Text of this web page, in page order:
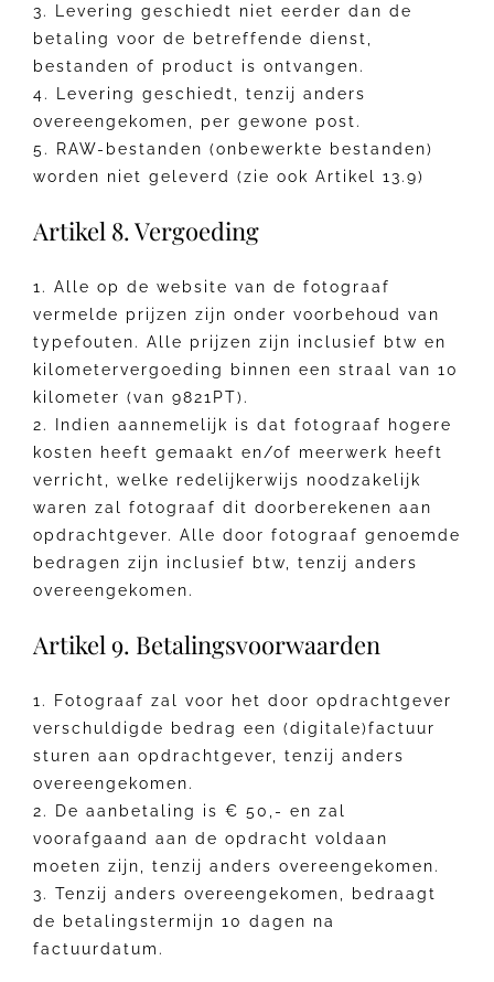
3. Levering geschiedt niet eerder dan de
betaling voor de betreffende dienst,
bestanden of product is ontvangen.
4. Levering geschiedt, tenzij anders
overeengekomen, per gewone post.
5. RAW-bestanden (onbewerkte bestanden)
worden niet geleverd (zie ook Artikel 13.9)
Artikel 8. Vergoeding
1. Alle op de website van de fotograaf
vermelde prijzen zijn onder voorbehoud van
typefouten. Alle prijzen zijn inclusief btw en
kilometervergoeding binnen een straal van 10
kilometer (van 9821PT).
2. Indien aannemelijk is dat fotograaf hogere
kosten heeft gemaakt en/of meerwerk heeft
verricht, welke redelijkerwijs noodzakelijk
waren zal fotograaf dit doorberekenen aan
opdrachtgever. Alle door fotograaf genoemde
bedragen zijn inclusief btw, tenzij anders
overeengekomen.
Artikel 9. Betalingsvoorwaarden
1. Fotograaf zal voor het door opdrachtgever
verschuldigde bedrag een (digitale)factuur
sturen aan opdrachtgever, tenzij anders
overeengekomen.
2. De aanbetaling is € 50,- en zal
voorafgaand aan de opdracht voldaan
moeten zijn, tenzij anders overeengekomen.
3. Tenzij anders overeengekomen, bedraagt
de betalingstermijn 10 dagen na
factuurdatum.